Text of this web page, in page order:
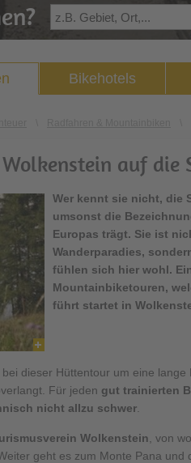
Bikehotels
auf die
Wer kennt sie nicht, die
umsonst die
Europas trägt. Sie ist
Wanderparadies,
fühlen sich hier wohl.
Mountainbiketouren,
führt startet in
dieser Hüttentour um eine
Für jeden gut trainierten
nicht allzu schwer
Wolkenstein , von
geht es zum Monte Pana und